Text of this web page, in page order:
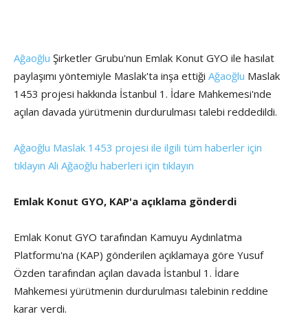
Ağaoğlu Şirketler Grubu'nun Emlak Konut GYO ile hasılat
paylaşımı yöntemiyle Maslak'ta inşa ettiği Ağaoğlu Maslak
1453 projesi hakkında İstanbul 1. İdare Mahkemesi'nde
açılan davada yürütmenin durdurulması talebi reddedildi.
Ağaoğlu Maslak 1453 projesi ile ilgili tüm haberler için
tıklayın Ali Ağaoğlu haberleri için tıklayın
Emlak Konut GYO, KAP'a açıklama gönderdi
Emlak Konut GYO tarafından Kamuyu Aydınlatma
Platformu'na (KAP) gönderilen açıklamaya göre Yusuf
Özden tarafından açılan davada İstanbul 1. İdare
Mahkemesi yürütmenin durdurulması talebinin reddine
karar verdi.